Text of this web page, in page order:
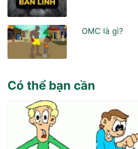
OMC là gì?
Có thể bạn cần